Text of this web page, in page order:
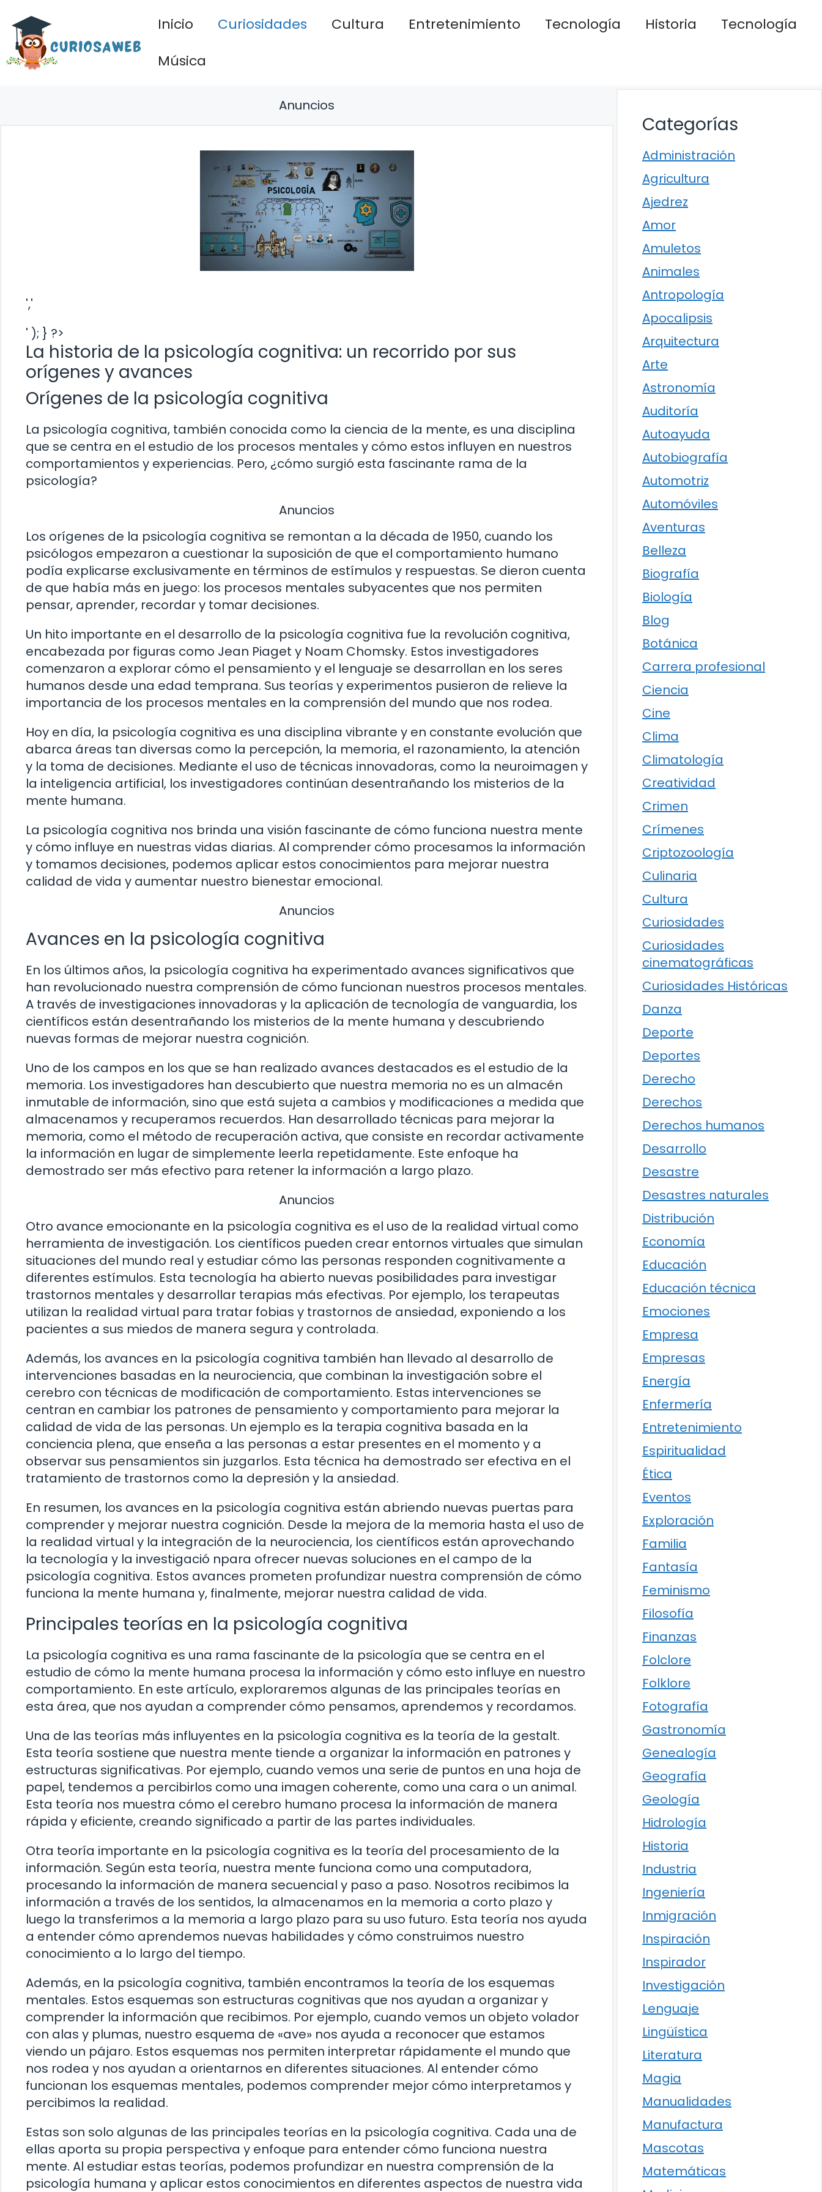
contenido
Inicio Curiosidades Cultura Entretenimiento Tecnología Historia
Tecnología
Música
Anuncios
','
' ); } ?>
La historia de la psicología cognitiva: un recorrido por sus
orígenes y avances
Orígenes de la psicología cognitiva
La psicología cognitiva, también conocida como la ciencia de la mente, es una disciplina
que se centra en el estudio de los procesos mentales y cómo estos influyen en nuestros
comportamientos y experiencias. Pero, ¿cómo surgió esta fascinante rama de la
psicología?
Anuncios
Los orígenes de la psicología cognitiva se remontan a la década de 1950, cuando los
psicólogos empezaron a cuestionar la suposición de que el comportamiento humano
podía explicarse exclusivamente en términos de estímulos y respuestas. Se dieron cuenta
de que había más en juego: los procesos mentales subyacentes que nos permiten
pensar, aprender, recordar y tomar decisiones.
Un hito importante en el desarrollo de la psicología cognitiva fue la revolución cognitiva,
encabezada por figuras como Jean Piaget y Noam Chomsky. Estos investigadores
comenzaron a explorar cómo el pensamiento y el lenguaje se desarrollan en los seres
humanos desde una edad temprana. Sus teorías y experimentos pusieron de relieve la
importancia de los procesos mentales en la comprensión del mundo que nos rodea.
Hoy en día, la psicología cognitiva es una disciplina vibrante y en constante evolución que
abarca áreas tan diversas como la percepción, la memoria, el razonamiento, la atención
y la toma de decisiones. Mediante el uso de técnicas innovadoras, como la neuroimagen y
la inteligencia artificial, los investigadores continúan desentrañando los misterios de la
mente humana.
La psicología cognitiva nos brinda una visión fascinante de cómo funciona nuestra mente
y cómo influye en nuestras vidas diarias. Al comprender cómo procesamos la información
y tomamos decisiones, podemos aplicar estos conocimientos para mejorar nuestra
calidad de vida y aumentar nuestro bienestar emocional.
Anuncios
Avances en la psicología cognitiva
En los últimos años, la psicología cognitiva ha experimentado avances significativos que
han revolucionado nuestra comprensión de cómo funcionan nuestros procesos mentales.
A través de investigaciones innovadoras y la aplicación de tecnología de vanguardia, los
científicos están desentrañando los misterios de la mente humana y descubriendo
nuevas formas de mejorar nuestra cognición.
Uno de los campos en los que se han realizado avances destacados es el estudio de la
memoria. Los investigadores han descubierto que nuestra memoria no es un almacén
inmutable de información, sino que está sujeta a cambios y modificaciones a medida que
almacenamos y recuperamos recuerdos. Han desarrollado técnicas para mejorar la
memoria, como el método de recuperación activa, que consiste en recordar activamente
la información en lugar de simplemente leerla repetidamente. Este enfoque ha
demostrado ser más efectivo para retener la información a largo plazo.
Anuncios
Otro avance emocionante en la psicología cognitiva es el uso de la realidad virtual como
herramienta de investigación. Los científicos pueden crear entornos virtuales que simulan
situaciones del mundo real y estudiar cómo las personas responden cognitivamente a
diferentes estímulos. Esta tecnología ha abierto nuevas posibilidades para investigar
trastornos mentales y desarrollar terapias más efectivas. Por ejemplo, los terapeutas
utilizan la realidad virtual para tratar fobias y trastornos de ansiedad, exponiendo a los
pacientes a sus miedos de manera segura y controlada.
Además, los avances en la psicología cognitiva también han llevado al desarrollo de
intervenciones basadas en la neurociencia, que combinan la investigación sobre el
cerebro con técnicas de modificación de comportamiento. Estas intervenciones se
centran en cambiar los patrones de pensamiento y comportamiento para mejorar la
calidad de vida de las personas. Un ejemplo es la terapia cognitiva basada en la
conciencia plena, que enseña a las personas a estar presentes en el momento y a
observar sus pensamientos sin juzgarlos. Esta técnica ha demostrado ser efectiva en el
tratamiento de trastornos como la depresión y la ansiedad.
En resumen, los avances en la psicología cognitiva están abriendo nuevas puertas para
comprender y mejorar nuestra cognición. Desde la mejora de la memoria hasta el uso de
la realidad virtual y la integración de la neurociencia, los científicos están aprovechando
la tecnología y la investigació npara ofrecer nuevas soluciones en el campo de la
psicología cognitiva. Estos avances prometen profundizar nuestra comprensión de cómo
funciona la mente humana y, finalmente, mejorar nuestra calidad de vida.
Principales teorías en la psicología cognitiva
La psicología cognitiva es una rama fascinante de la psicología que se centra en el
estudio de cómo la mente humana procesa la información y cómo esto influye en nuestro
comportamiento. En este artículo, exploraremos algunas de las principales teorías en
esta área, que nos ayudan a comprender cómo pensamos, aprendemos y recordamos.
Una de las teorías más influyentes en la psicología cognitiva es la teoría de la gestalt.
Esta teoría sostiene que nuestra mente tiende a organizar la información en patrones y
estructuras significativas. Por ejemplo, cuando vemos una serie de puntos en una hoja de
papel, tendemos a percibirlos como una imagen coherente, como una cara o un animal.
Esta teoría nos muestra cómo el cerebro humano procesa la información de manera
rápida y eficiente, creando significado a partir de las partes individuales.
Otra teoría importante en la psicología cognitiva es la teoría del procesamiento de la
información. Según esta teoría, nuestra mente funciona como una computadora,
procesando la información de manera secuencial y paso a paso. Nosotros recibimos la
información a través de los sentidos, la almacenamos en la memoria a corto plazo y
luego la transferimos a la memoria a largo plazo para su uso futuro. Esta teoría nos ayuda
a entender cómo aprendemos nuevas habilidades y cómo construimos nuestro
conocimiento a lo largo del tiempo.
Además, en la psicología cognitiva, también encontramos la teoría de los esquemas
mentales. Estos esquemas son estructuras cognitivas que nos ayudan a organizar y
comprender la información que recibimos. Por ejemplo, cuando vemos un objeto volador
con alas y plumas, nuestro esquema de «ave» nos ayuda a reconocer que estamos
viendo un pájaro. Estos esquemas nos permiten interpretar rápidamente el mundo que
nos rodea y nos ayudan a orientarnos en diferentes situaciones. Al entender cómo
funcionan los esquemas mentales, podemos comprender mejor cómo interpretamos y
percibimos la realidad.
Estas son solo algunas de las principales teorías en la psicología cognitiva. Cada una de
ellas aporta su propia perspectiva y enfoque para entender cómo funciona nuestra
mente. Al estudiar estas teorías, podemos profundizar en nuestra comprensión de la
psicología humana y aplicar estos conocimientos en diferentes aspectos de nuestra vida
Categorías
Administración
Agricultura
Ajedrez
Amor
Amuletos
Animales
Antropología
Apocalipsis
Arquitectura
Arte
Astronomía
Auditoría
Autoayuda
Autobiografía
Automotriz
Automóviles
Aventuras
Belleza
Biografía
Biología
Blog
Botánica
Carrera profesional
Ciencia
Cine
Clima
Climatología
Creatividad
Crimen
Crímenes
Criptozoología
Culinaria
Cultura
Curiosidades
Curiosidades
cinematográficas
Curiosidades Históricas
Danza
Deporte
Deportes
Derecho
Derechos
Derechos humanos
Desarrollo
Desastre
Desastres naturales
Distribución
Economía
Educación
Educación técnica
Emociones
Empresa
Empresas
Energía
Enfermería
Entretenimiento
Espiritualidad
Ética
Eventos
Exploración
Familia
Fantasía
Feminismo
Filosofía
Finanzas
Folclore
Folklore
Fotografía
Gastronomía
Genealogía
Geografía
Geología
Hidrología
Historia
Industria
Ingeniería
Inmigración
Inspiración
Inspirador
Investigación
Lenguaje
Lingüística
Literatura
Magia
Manualidades
Manufactura
Mascotas
Matemáticas